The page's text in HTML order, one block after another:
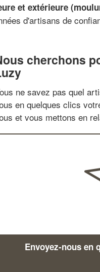
et extérieure
d'artisans de
cherchons
ne savez pas quel
en quelques clics
et vous mettons en
Envoyez-nous en